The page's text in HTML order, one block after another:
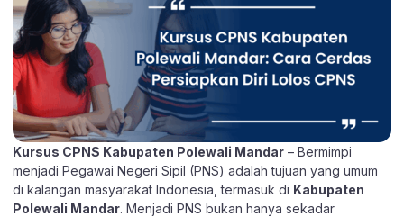
Kursus CPNS Kabupaten Polewali Mandar – Bermimpi
menjadi Pegawai Negeri Sipil (PNS) adalah tujuan yang umum
di kalangan masyarakat Indonesia, termasuk di Kabupaten
Polewali Mandar. Menjadi PNS bukan hanya sekadar